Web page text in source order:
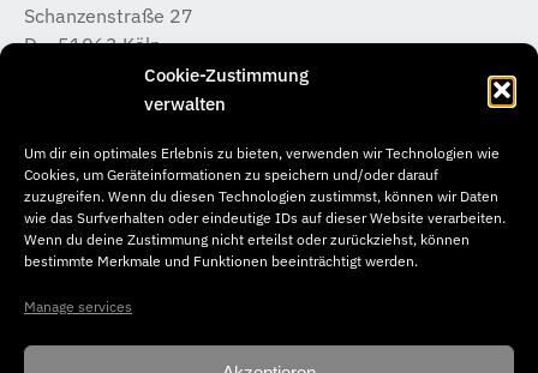
Cookie-Zustimmung
verwalten
Um dir ein optimales Erlebnis zu bieten, verwenden wir Technologien wie
Cookies, um Geräteinformationen zu speichern und/oder darauf
zuzugreifen. Wenn du diesen Technologien zustimmst, können wir Daten
wie das Surfverhalten oder eindeutige IDs auf dieser Website verarbeiten.
Wenn du deine Zustimmung nicht erteilst oder zurückziehst, können
bestimmte Merkmale und Funktionen beeinträchtigt werden.
Manage services
Schanzenstraße 27
D – 51063 Köln
T +49 (0) 221 / 933 315 – 0
koeln@b-k-i.de
brandherm + krumrey
Donnerstraße 20
D – 22763 Hamburg
T +49 (0) 40 / 65 04 46 –50